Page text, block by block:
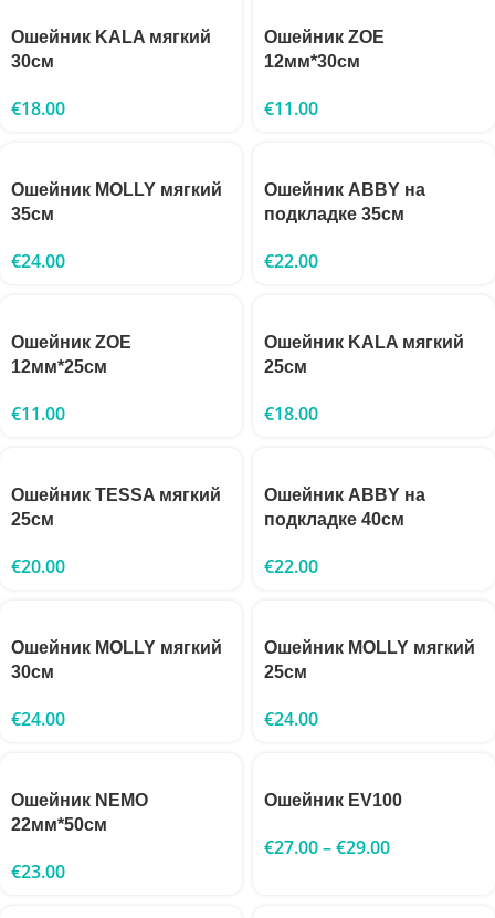
Ошейник KALA мягкий
30см
€18.00
Ошейник ZOE
12мм*30см
€11.00
Ошейник MOLLY мягкий
35см
€24.00
Ошейник ABBY на
подкладке 35см
€22.00
Ошейник ZOE
12мм*25см
€11.00
Ошейник KALA мягкий
25см
€18.00
Ошейник TESSA мягкий
25см
€20.00
Ошейник ABBY на
подкладке 40см
€22.00
Ошейник MOLLY мягкий
30см
€24.00
Ошейник MOLLY мягкий
25см
€24.00
Ошейник NEMO
22мм*50см
€23.00
Ошейник EV100
€27.00–€29.00